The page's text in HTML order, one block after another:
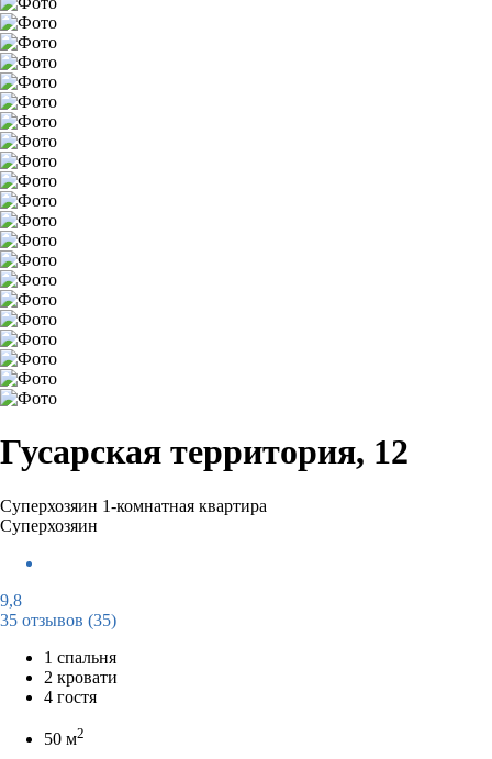
Гусарская территория, 12
Суперхозяин 1-комнатная квартира
Суперхозяин
9,8
35 отзывов (35)
1 спальня
2 кровати
4 гостя
50 м2